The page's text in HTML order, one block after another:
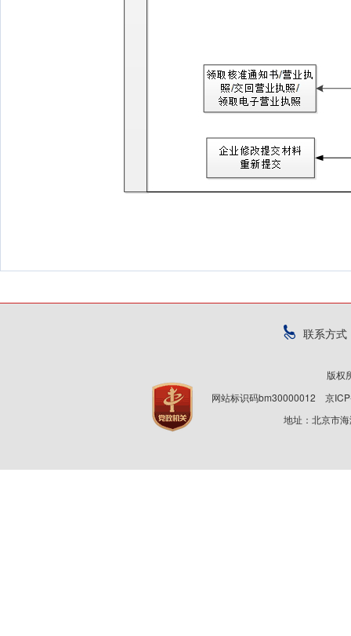
联系方式
版权
网站标识码bm30000012 京
地址：北京市